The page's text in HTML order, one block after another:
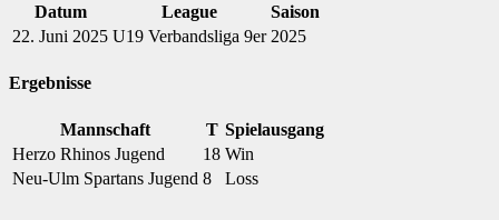
Datum League
Saison
22. Juni 2025 U19 Verbandsliga 9er 2025
Ergebnisse
Mannschaft T Spielausgang
Herzo Rhinos Jugend
18 Win
Neu-Ulm Spartans Jugend 8 Loss